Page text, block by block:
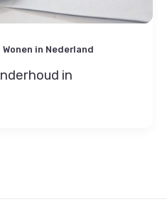
Wonen in Nederland
in